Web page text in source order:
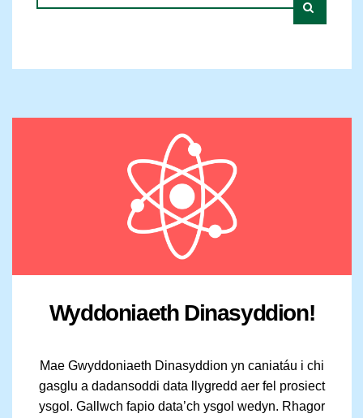
Wyddoniaeth Dinasyddion!
Mae Gwyddoniaeth Dinasyddion yn caniatáu i chi
gasglu a dadansoddi data llygredd aer fel prosiect
ysgol. Gallwch fapio data’ch ysgol wedyn. Rhagor